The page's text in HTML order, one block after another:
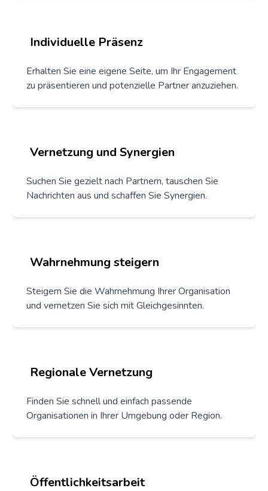
Individuelle Präsenz
Erhalten Sie eine eigene Seite, um Ihr Engagement
zu präsentieren und potenzielle Partner anzuziehen.
Vernetzung und Synergien
Suchen Sie gezielt nach Partnern, tauschen Sie
Nachrichten aus und schaffen Sie Synergien.
Wahrnehmung steigern
Steigern Sie die Wahrnehmung Ihrer Organisation
und vernetzen Sie sich mit Gleichgesinnten.
Regionale Vernetzung
Finden Sie schnell und einfach passende
Organisationen in Ihrer Umgebung oder Region.
Öffentlichkeitsarbeit